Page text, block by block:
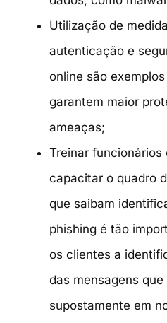
Utilização de
autenticação e
online são
garantem maior
ameaças;
Treinar
capacitar o quadro
que saibam
phishing é tão
os clientes a
das mensagens que
supostamente em